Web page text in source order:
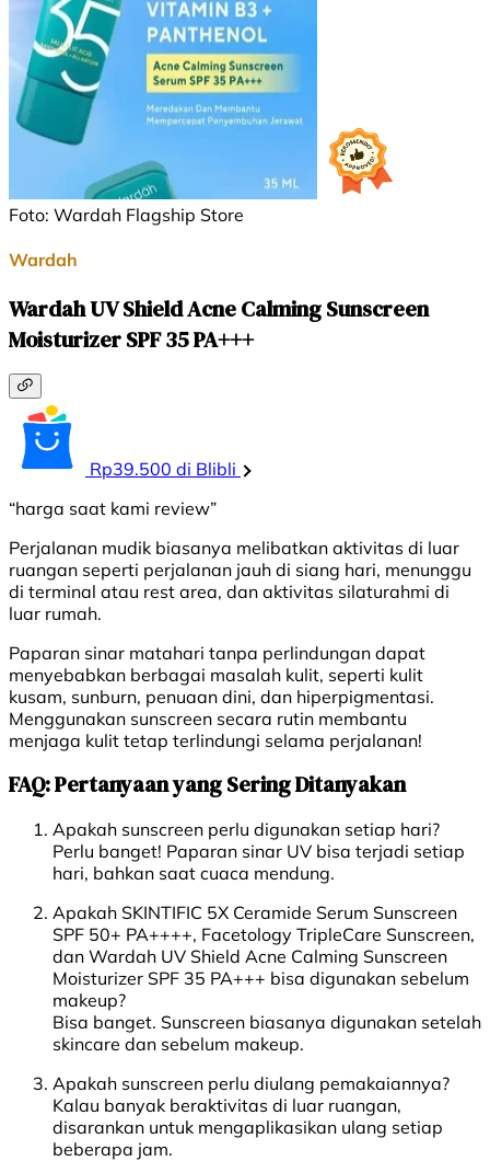
Foto: Wardah Flagship Store
Wardah
Wardah UV Shield Acne Calming Sunscreen
Moisturizer SPF 35 PA+++
Rp39.500 di Blibli
“harga saat kami review”
Perjalanan mudik biasanya melibatkan aktivitas di luar
ruangan seperti perjalanan jauh di siang hari, menunggu
di terminal atau rest area, dan aktivitas silaturahmi di
luar rumah.
Paparan sinar matahari tanpa perlindungan dapat
menyebabkan berbagai masalah kulit, seperti kulit
kusam, sunburn, penuaan dini, dan hiperpigmentasi.
Menggunakan sunscreen secara rutin membantu
menjaga kulit tetap terlindungi selama perjalanan!
FAQ: Pertanyaan yang Sering Ditanyakan
Apakah sunscreen perlu digunakan setiap hari?
Perlu banget! Paparan sinar UV bisa terjadi setiap
hari, bahkan saat cuaca mendung.
Apakah SKINTIFIC 5X Ceramide Serum Sunscreen
SPF 50+ PA++++, Facetology TripleCare Sunscreen,
dan Wardah UV Shield Acne Calming Sunscreen
Moisturizer SPF 35 PA+++ bisa digunakan sebelum
makeup?
Bisa banget. Sunscreen biasanya digunakan setelah
skincare dan sebelum makeup.
Apakah sunscreen perlu diulang pemakaiannya?
Kalau banyak beraktivitas di luar ruangan,
disarankan untuk mengaplikasikan ulang setiap
beberapa jam.